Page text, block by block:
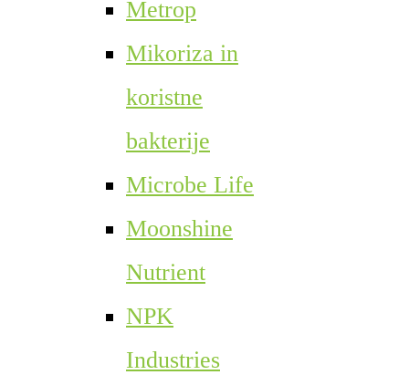
Metrop
Mikoriza in
koristne
bakterije
Microbe Life
Moonshine
Nutrient
NPK
Industries